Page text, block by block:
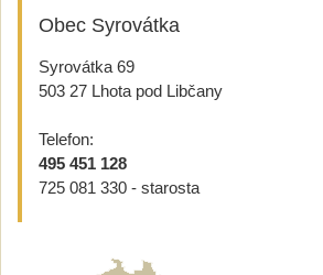
Obec Syrovátka
Syrovátka 69
503 27 Lhota pod Libčany
Telefon:
495 451 128
725 081 330 - starosta